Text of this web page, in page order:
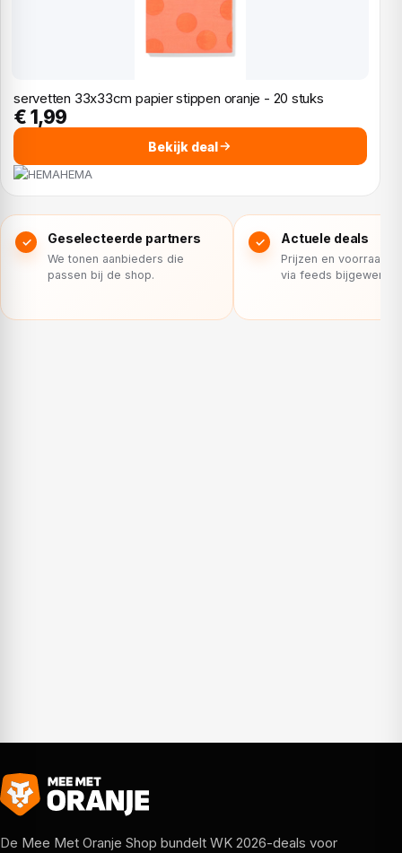
servetten 33x33cm papier stippen oranje - 20 stuks
€ 1,99
Bekijk deal
HEMA
Geselecteerde partners
We tonen aanbieders die
passen bij de shop.
Actuele deals
Prijzen en voorraad
via feeds bijgewerkt.
De Mee Met Oranje Shop bundelt WK 2026-deals voor